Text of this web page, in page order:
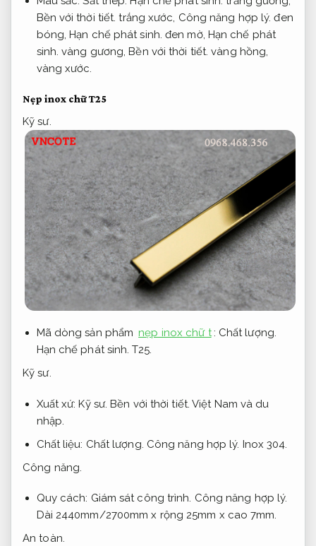
Bền với thời tiết. trắng xước, Công năng hợp lý. đen
bóng,Hạn chế phát sinh. đen mờ, Hạn chế phát
sinh. vàng gương,Bền với thời tiết. vàng hồng,
vàng xước.
Nẹp inox chữ T25
Kỹ sư.
Mã dòng sản phẩm nẹp inox chữ t : Chất lượng.
Hạn chế phát sinh. T25.
Kỹ sư.
Xuất xứ:Kỹ sư. Bền với thời tiết. Việt Nam và du
nhập.
Chất liệu: Chất lượng. Công năng hợp lý. Inox 304.
Công năng.
Quy cách: Giám sát công trình. Công năng hợp lý.
Dài 2440mm/2700mm x rộng 25mm x cao 7mm.
An toàn.